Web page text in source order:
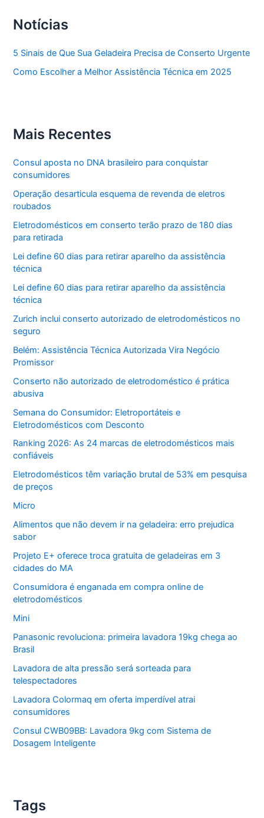
Notícias
5 Sinais de Que Sua Geladeira Precisa de Conserto Urgente
Como Escolher a Melhor Assistência Técnica em 2025
Mais Recentes
Consul aposta no DNA brasileiro para conquistar
consumidores
Operação desarticula esquema de revenda de eletros
roubados
Eletrodomésticos em conserto terão prazo de 180 dias
para retirada
Lei define 60 dias para retirar aparelho da assistência
técnica
Lei define 60 dias para retirar aparelho da assistência
técnica
Zurich inclui conserto autorizado de eletrodomésticos no
seguro
Belém: Assistência Técnica Autorizada Vira Negócio
Promissor
Conserto não autorizado de eletrodoméstico é prática
abusiva
Semana do Consumidor: Eletroportáteis e
Eletrodomésticos com Desconto
Ranking 2026: As 24 marcas de eletrodomésticos mais
confiáveis
Eletrodomésticos têm variação brutal de 53% em pesquisa
de preços
Micro
Alimentos que não devem ir na geladeira: erro prejudica
sabor
Projeto E+ oferece troca gratuita de geladeiras em 3
cidades do MA
Consumidora é enganada em compra online de
eletrodomésticos
Mini
Panasonic revoluciona: primeira lavadora 19kg chega ao
Brasil
Lavadora de alta pressão será sorteada para
telespectadores
Lavadora Colormaq em oferta imperdível atrai
consumidores
Consul CWB09BB: Lavadora 9kg com Sistema de
Dosagem Inteligente
Tags